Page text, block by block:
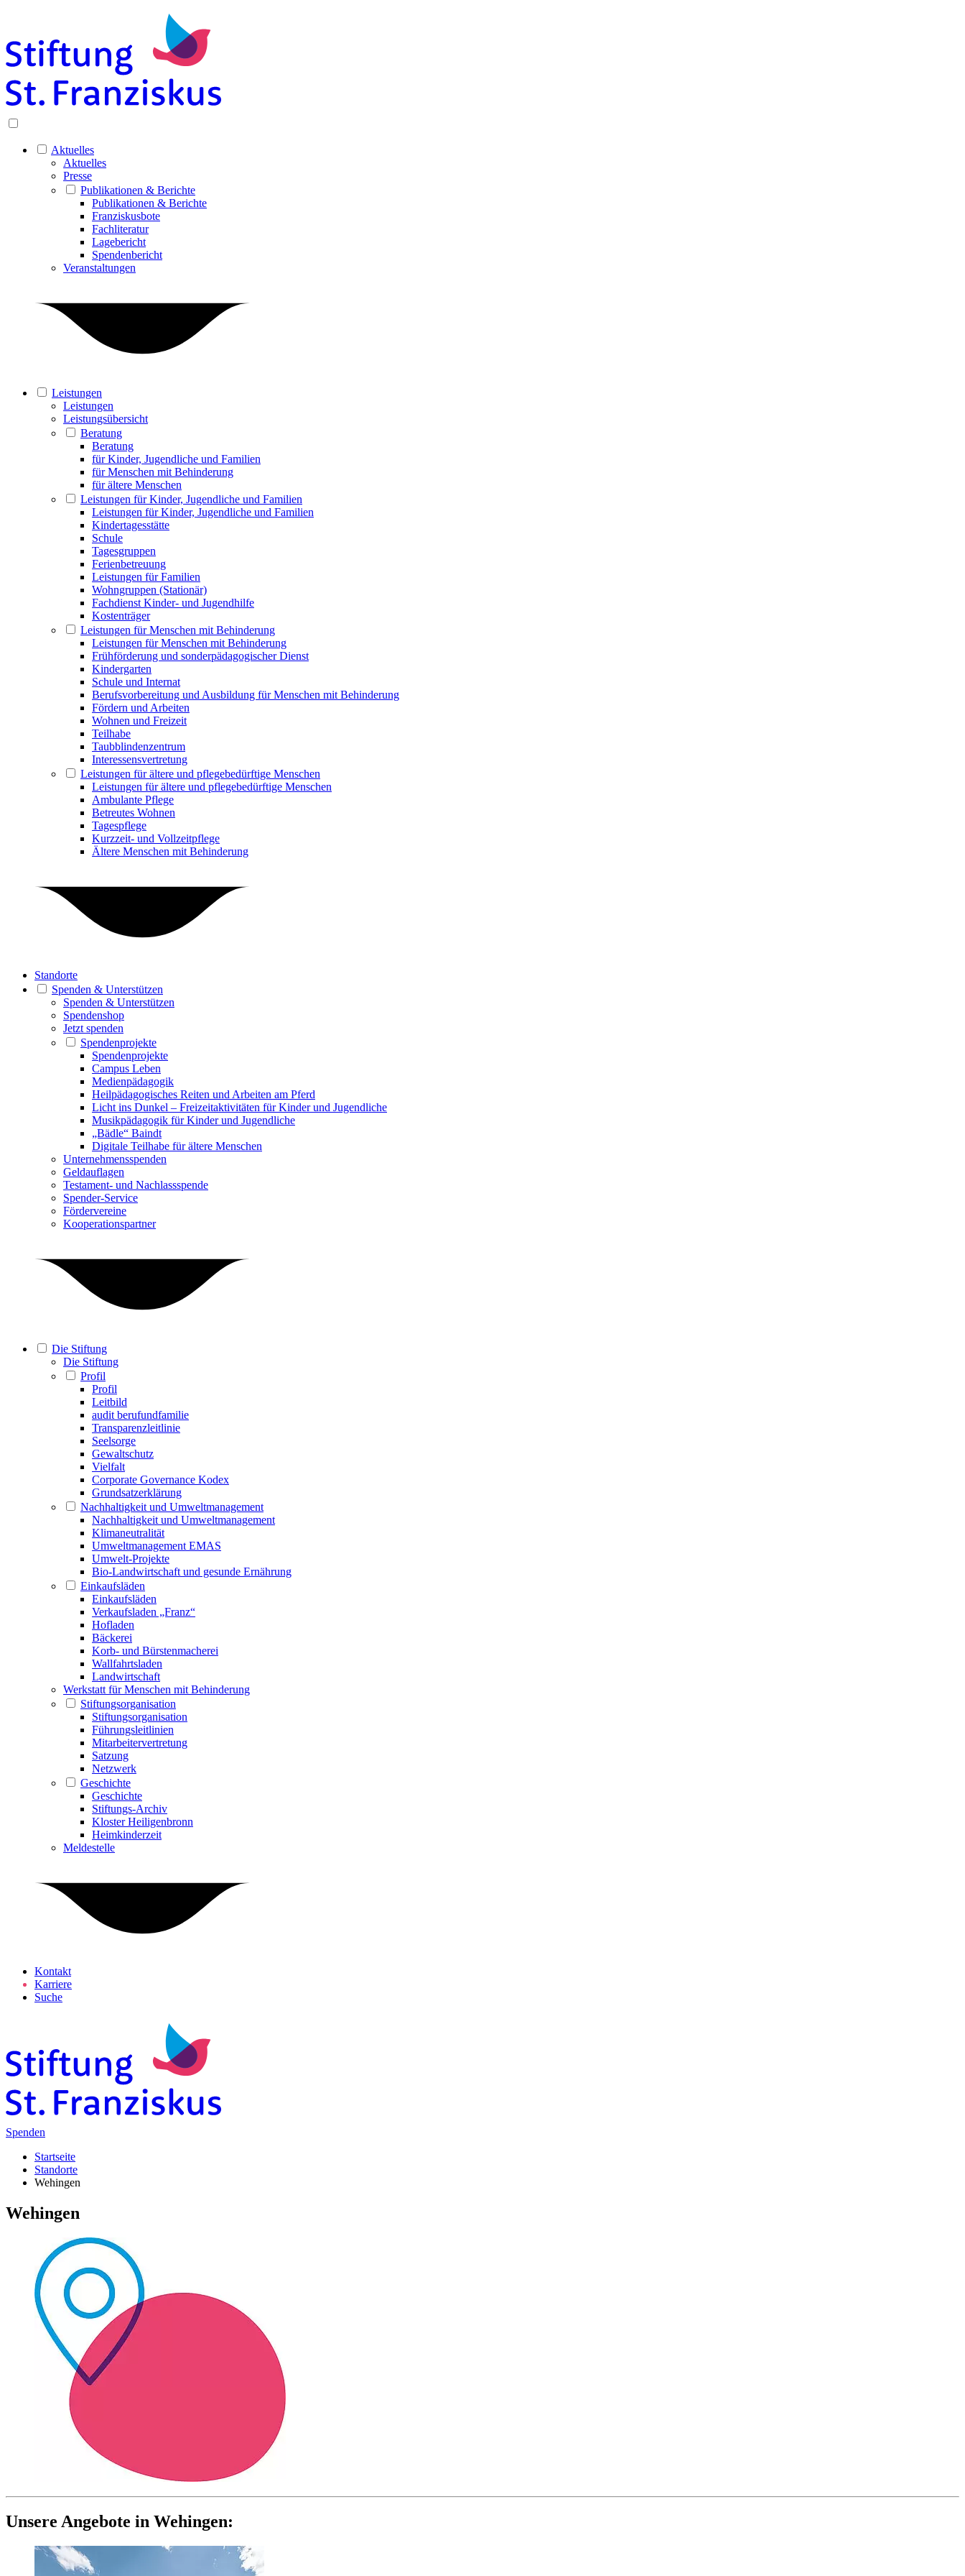
Aktuelles
Aktuelles
Presse
Publikationen & Berichte
Publikationen & Berichte
Franziskusbote
Fachliteratur
Lagebericht
Spendenbericht
Veranstaltungen
Leistungen
Leistungen
Leistungsübersicht
Beratung
Beratung
für Kinder, Jugendliche und Familien
für Menschen mit Behinderung
für ältere Menschen
Leistungen für Kinder, Jugendliche und Familien
Leistungen für Kinder, Jugendliche und Familien
Kindertagesstätte
Schule
Tagesgruppen
Ferienbetreuung
Leistungen für Familien
Wohngruppen (Stationär)
Fachdienst Kinder- und Jugendhilfe
Kostenträger
Leistungen für Menschen mit Behinderung
Leistungen für Menschen mit Behinderung
Frühförderung und sonderpädagogischer Dienst
Kindergarten
Schule und Internat
Berufsvorbereitung und Ausbildung für Menschen mit Behinderung
Fördern und Arbeiten
Wohnen und Freizeit
Teilhabe
Taubblindenzentrum
Interessensvertretung
Leistungen für ältere und pflegebedürftige Menschen
Leistungen für ältere und pflegebedürftige Menschen
Ambulante Pflege
Betreutes Wohnen
Tagespflege
Kurzzeit- und Vollzeitpflege
Ältere Menschen mit Behinderung
Standorte
Spenden & Unterstützen
Spenden & Unterstützen
Spendenshop
Jetzt spenden
Spendenprojekte
Spendenprojekte
Campus Leben
Medienpädagogik
Heilpädagogisches Reiten und Arbeiten am Pferd
Licht ins Dunkel – Freizeitaktivitäten für Kinder und Jugendliche
Musikpädagogik für Kinder und Jugendliche
„Bädle“ Baindt
Digitale Teilhabe für ältere Menschen
Unternehmensspenden
Geldauflagen
Testament- und Nachlassspende
Spender-Service
Fördervereine
Kooperationspartner
Die Stiftung
Die Stiftung
Profil
Profil
Leitbild
audit berufundfamilie
Transparenzleitlinie
Seelsorge
Gewaltschutz
Vielfalt
Corporate Governance Kodex
Grundsatzerklärung
Nachhaltigkeit und Umweltmanagement
Nachhaltigkeit und Umweltmanagement
Klimaneutralität
Umweltmanagement EMAS
Umwelt-Projekte
Bio-Landwirtschaft und gesunde Ernährung
Einkaufsläden
Einkaufsläden
Verkaufsladen „Franz“
Hofladen
Bäckerei
Korb- und Bürstenmacherei
Wallfahrtsladen
Landwirtschaft
Werkstatt für Menschen mit Behinderung
Stiftungsorganisation
Stiftungsorganisation
Führungsleitlinien
Mitarbeitervertretung
Satzung
Netzwerk
Geschichte
Geschichte
Stiftungs-Archiv
Kloster Heiligenbronn
Heimkinderzeit
Meldestelle
Kontakt
Karriere
Suche
Spenden
Startseite
Standorte
Wehingen
Wehingen
Unsere Angebote in Wehingen: